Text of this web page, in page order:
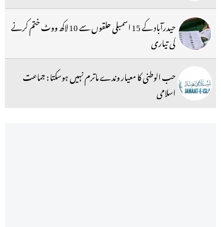
حیدرآباد کے 15 اسمبلی حلقوں سے 10 لاکھ ووٹ ختم کرنے
کی تیاری
حب الوطنی کا معیار وندے ماترم نہیں ہوسکتا : جماعت
اسلامی